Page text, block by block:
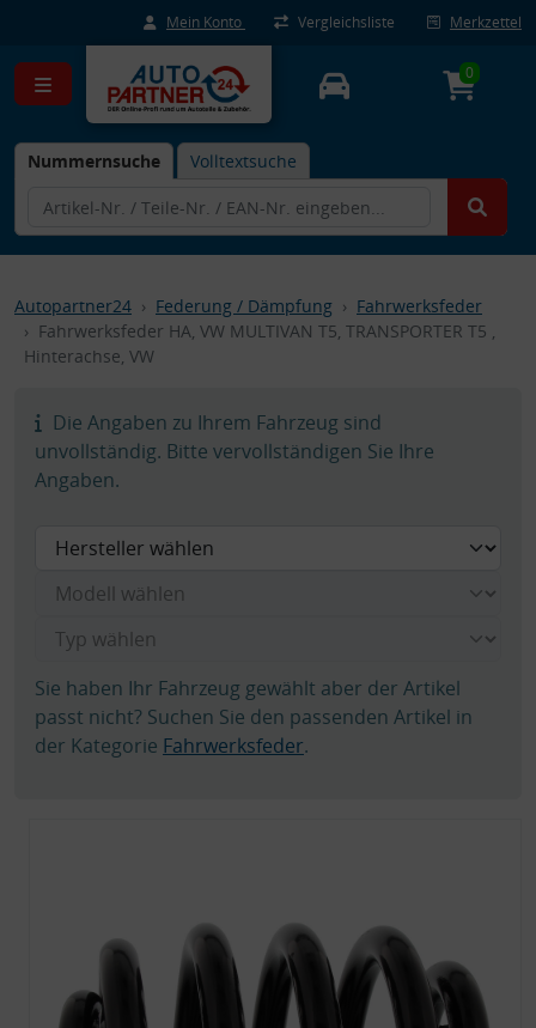
Mein Konto Vergleichsliste Merkzettel
Nummernsuche Volltextsuche
0
Autopartner24 Federung / Dämpfung
Fahrwerksfeder
Fahrwerksfeder HA, VW MULTIVAN T5, TRANSPORTER T5 ,
Hinterachse, VW
Die Angaben zu Ihrem Fahrzeug sind
unvollständig. Bitte vervollständigen Sie Ihre
Angaben.
Sie haben Ihr Fahrzeug gewählt aber der Artikel
passt nicht? Suchen Sie den passenden Artikel in
der Kategorie Fahrwerksfeder.